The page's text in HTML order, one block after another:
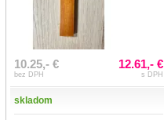
10.25,- €
bez DPH
12.61,- €
s DPH
skladom